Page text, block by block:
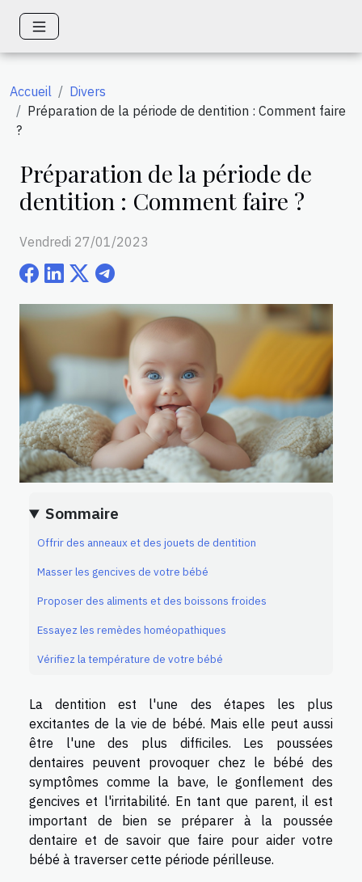
Accueil
Divers
Préparation de la période de dentition : Comment faire
?
Préparation de la période de
dentition : Comment faire ?
Vendredi 27/01/2023
Sommaire
Offrir des anneaux et des jouets de dentition
Masser les gencives de votre bébé
Proposer des aliments et des boissons froides
Essayez les remèdes homéopathiques
Vérifiez la température de votre bébé
La dentition est l'une des étapes les plus
excitantes de la vie de bébé. Mais elle peut aussi
être l'une des plus difficiles. Les poussées
dentaires peuvent provoquer chez le bébé des
symptômes comme la bave, le gonflement des
gencives et l'irritabilité. En tant que parent, il est
important de bien se préparer à la poussée
dentaire et de savoir que faire pour aider votre
bébé à traverser cette période périlleuse.